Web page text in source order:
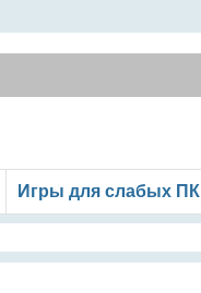
Игры для слабых ПК